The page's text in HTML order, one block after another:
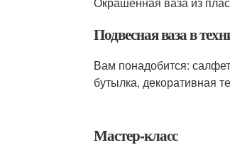
Подвесная ваза в
Вам понадобится:
бутылка, декоративная
Мастер-класс